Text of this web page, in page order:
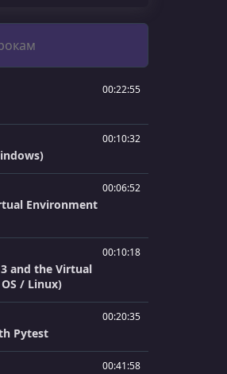
00:22:55
00:10:32
00:06:52
Environment
00:10:18
and the Virtual
/ Linux)
00:20:35
Pytest
00:41:58